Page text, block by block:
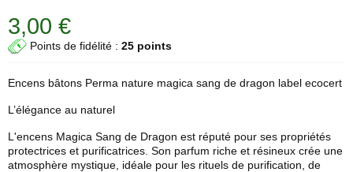
3,00 €
Points de fidélité : 25 points
Encens bâtons Perma nature magica sang de dragon label ecocert
L’élégance au naturel
L'encens Magica Sang de Dragon est réputé pour ses propriétés
protectrices et purificatrices. Son parfum riche et résineux crée une
atmosphère mystique, idéale pour les rituels de purification, de